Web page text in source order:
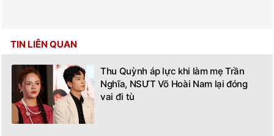
TIN LIÊN QUAN
Thu Quỳnh áp lực khi làm mẹ Trần
Nghĩa, NSƯT Võ Hoài Nam lại đóng
vai đi tù